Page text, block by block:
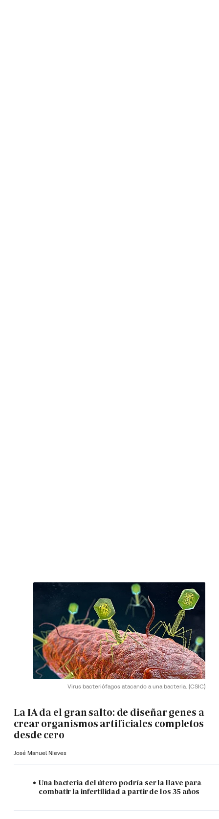
Virus bacteriófagos atacando a una bacteria. (CSIC)
La IA da el gran salto: de diseñar genes a
crear organismos artificiales completos
desde cero
José Manuel Nieves
Una bacteria del útero podría ser la llave para
combatir la infertilidad a partir de los 35 años